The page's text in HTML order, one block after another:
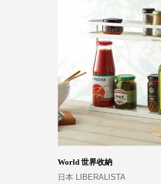
World 世界收納
日本 LIBERALISTA